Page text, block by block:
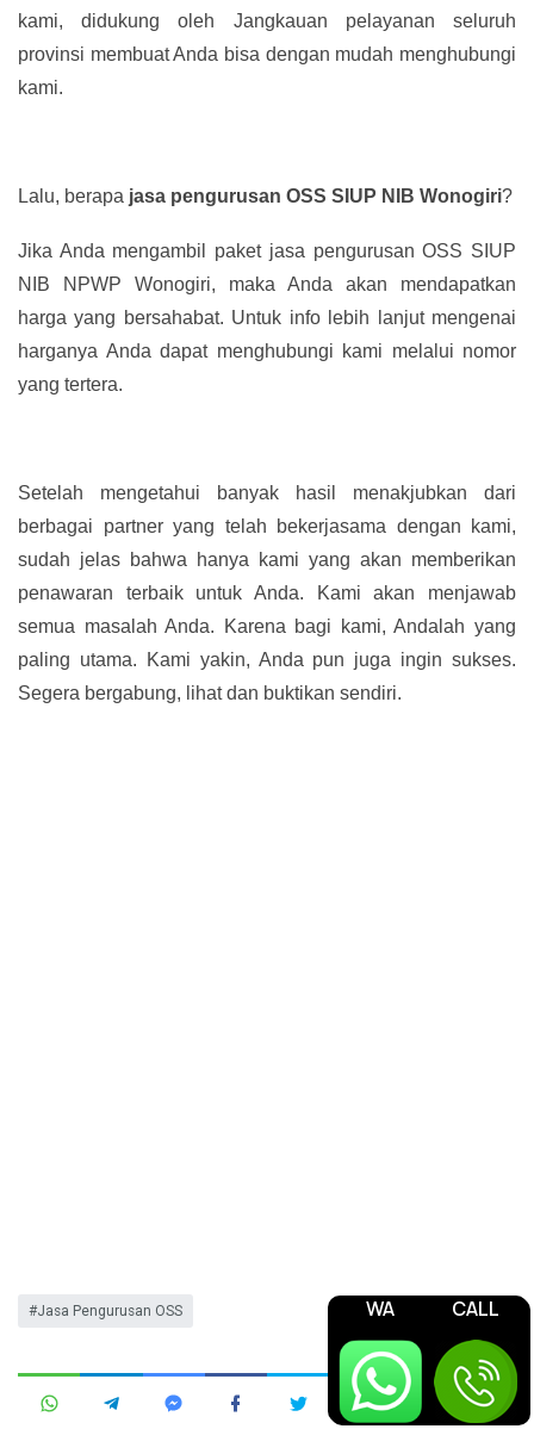
kami, didukung oleh Jangkauan pelayanan seluruh
provinsi membuat Anda bisa dengan mudah menghubungi
kami.
Lalu, berapa jasa pengurusan OSS SIUP NIB Wonogiri?
Jika Anda mengambil paket jasa pengurusan OSS SIUP
NIB NPWP Wonogiri, maka Anda akan mendapatkan
harga yang bersahabat. Untuk info lebih lanjut mengenai
harganya Anda dapat menghubungi kami melalui nomor
yang tertera.
Setelah mengetahui banyak hasil menakjubkan dari
berbagai partner yang telah bekerjasama dengan kami,
sudah jelas bahwa hanya kami yang akan memberikan
penawaran terbaik untuk Anda. Kami akan menjawab
semua masalah Anda. Karena bagi kami, Andalah yang
paling utama. Kami yakin, Anda pun juga ingin sukses.
Segera bergabung, lihat dan buktikan sendiri.
Jasa Pengurusan OSS WA CALL